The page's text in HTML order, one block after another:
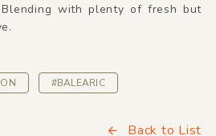
with plenty of fresh but
#BALEARIC
Back to List